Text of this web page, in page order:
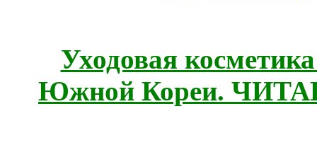
Уходовая
Южной Кореи.